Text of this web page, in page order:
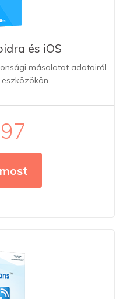
és iOS
másolatot adatairól